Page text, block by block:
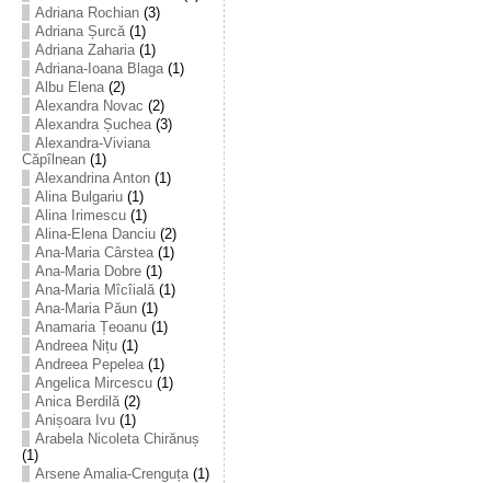
Adriana Rochian(3)
Adriana Șurcă(1)
Adriana Zaharia(1)
Adriana-Ioana Blaga(1)
Albu Elena(2)
Alexandra Novac (2)
Alexandra Șuchea(3)
Alexandra-Viviana
Căpîlnean(1)
Alexandrina Anton(1)
Alina Bulgariu(1)
Alina Irimescu(1)
Alina-Elena Danciu(2)
Ana-Maria Cârstea(1)
Ana-Maria Dobre(1)
Ana-Maria Mîcîială(1)
Ana-Maria Păun(1)
Anamaria Țeoanu(1)
Andreea Nițu(1)
Andreea Pepelea(1)
Angelica Mircescu(1)
Anica Berdilă(2)
Anișoara Ivu(1)
Arabela Nicoleta Chirănuș
(1)
Arsene Amalia-Crenguța(1)